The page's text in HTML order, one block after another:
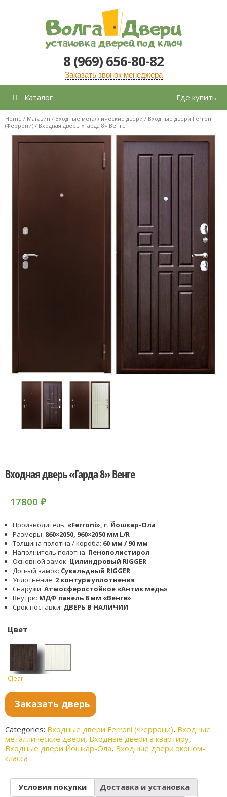
содержимому
8 (969) 656-80-82
Заказать звонок менеджера
Каталог Где купить
Home / Магазин / Входные металлические двери / Входные двери Ferroni
(Феррони) / Входная дверь «Гарда 8» Венге
Входная дверь «Гарда 8» Венге
17800 ₽
Производитель: «Ferroni», г. Йошкар-Ола
Размеры: 860×2050, 960×2050 мм L/R
Толщина полотна / короба: 60 мм / 90 мм
Наполнитель полотна: Пенополистирол
Основной замок: Цилиндровый RIGGER
Доп-ый замок: Сувальдный RIGGER
Уплотнение: 2 контура уплотнения
Снаружи: Атмосферостойкое «Антик медь»
Внутри: МДФ панель 8 мм «Венге»
Срок поставки: ДВЕРЬ В НАЛИЧИИ
Цвет
Венге
Clear
Заказать дверь
Categories: Входные двери Ferroni (Феррони), Входные
металлические двери, Входные двери в квартиру,
Входные двери Йошкар-Ола, Входные двери эконом-
класса
Условия покупки
Доставка и установка